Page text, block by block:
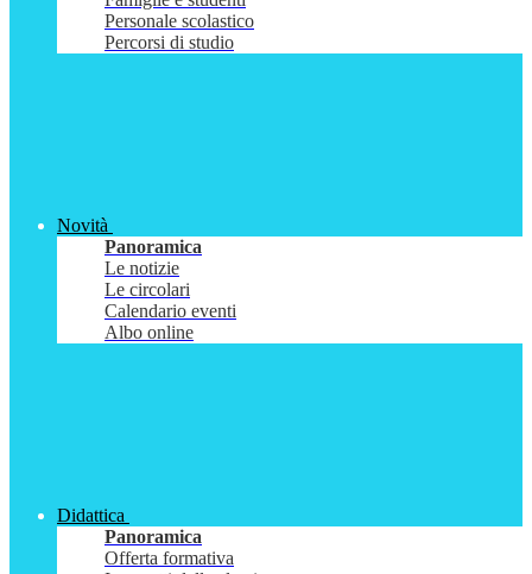
Personale scolastico
Percorsi di studio
Novità
Panoramica
Le notizie
Le circolari
Calendario eventi
Albo online
Didattica
Panoramica
Offerta formativa